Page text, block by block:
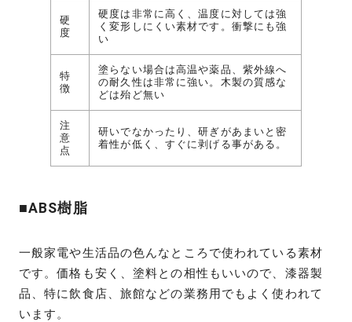
硬
度
硬度は非常に高く、温度に対しては強
く変形しにくい素材です。衝撃にも強
い
特
徴
塗らない場合は高温や薬品、紫外線へ
の耐久性は非常に強い。木製の質感な
どは殆ど無い
注
意
点
研いでなかったり、研ぎがあまいと密
着性が低く、すぐに剥げる事がある。
■ABS樹脂
一般家電や生活品の色んなところで使われている素材
です。価格も安く、塗料との相性もいいので、漆器製
品、特に飲食店、旅館などの業務用でもよく使われて
います。